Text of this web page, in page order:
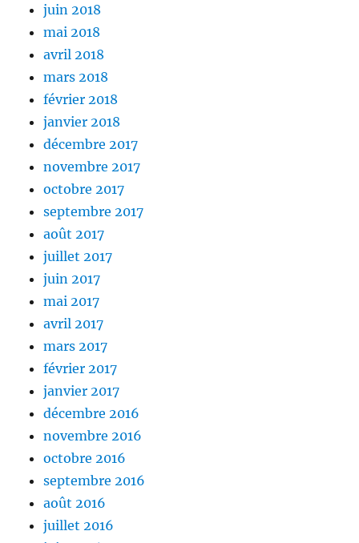
juin 2018
mai 2018
avril 2018
mars 2018
février 2018
janvier 2018
décembre 2017
novembre 2017
octobre 2017
septembre 2017
août 2017
juillet 2017
juin 2017
mai 2017
avril 2017
mars 2017
février 2017
janvier 2017
décembre 2016
novembre 2016
octobre 2016
septembre 2016
août 2016
juillet 2016